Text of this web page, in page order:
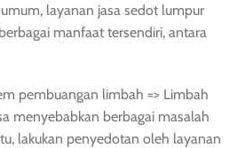
layanan jasa sedot lumpur
manfaat tersendiri, antara
pembuangan limbah => Limbah
menyebabkan berbagai masalah
lakukan penyedotan oleh layanan